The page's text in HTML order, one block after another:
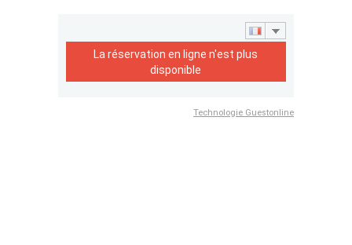
La réservation en ligne n'est plus
disponible
Technologie Guestonline